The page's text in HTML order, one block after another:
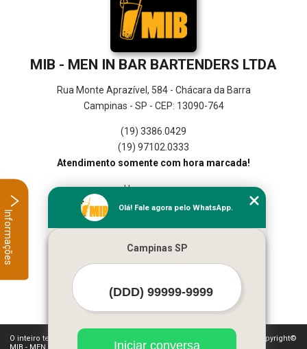
MIB - MEN IN BAR BARTENDERS LTDA
Rua Monte Aprazível, 584 - Chácara da Barra
Campinas - SP - CEP: 13090-764
(19) 3386.0429
(19) 97102.0333
Atendimento somente com hora marcada!
Home
Empresa
Contato
O inteiro teor deste site está sujeito à proteção de direitos autorais. Copyright©
Olá! Fale agora pelo WhatsApp.
Campinas SP
Iniciar conversa
Informações